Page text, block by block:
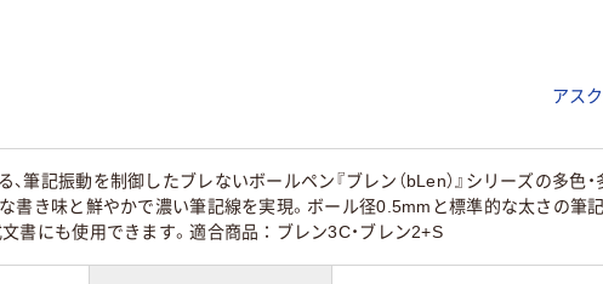
アス
筆記振動を制御したブレないボールペン『ブレン（bLen）』シリーズの多色・
書き味と鮮やかで濃い筆記線を実現。ボール径0.5mmと標準的な太さの筆
書にも使用できます。適合商品：ブレン3C・ブレン2+S